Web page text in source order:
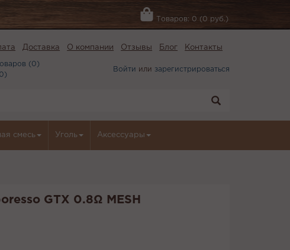
Товаров: 0 (0 руб.)
Доставка О компании Отзывы Блог Контакты
(0)
0)
Войти или зарегистрироваться
смесь Уголь Аксессуары
GTX 0.8Ω MESH